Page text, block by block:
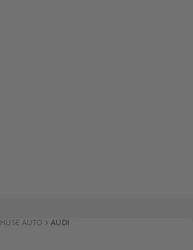
HUSE AUTO AUDI